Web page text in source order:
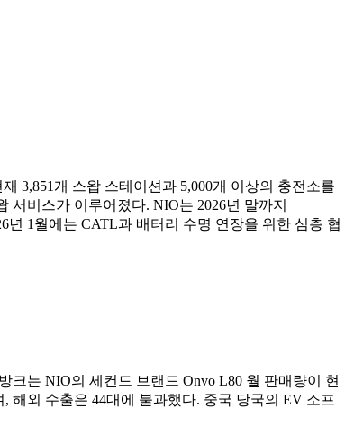
3,851개 스왑 스테이션과 5,000개 이상의 충전소를
서비스가 이루어졌다. NIO는 2026년 말까지
년 1월에는 CATL과 배터리 수명 연장을 위한 심층 협
크는 NIO의 세컨드 브랜드 Onvo L80 월 판매량이 현
해외 수출은 44대에 불과했다. 중국 당국의 EV 소프